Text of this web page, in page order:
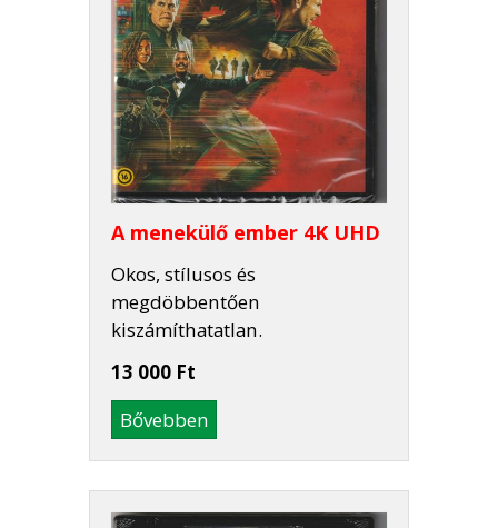
A menekülő ember 4K UHD
Okos, stílusos és
megdöbbentően
kiszámíthatatlan.
13 000 Ft
Bővebben